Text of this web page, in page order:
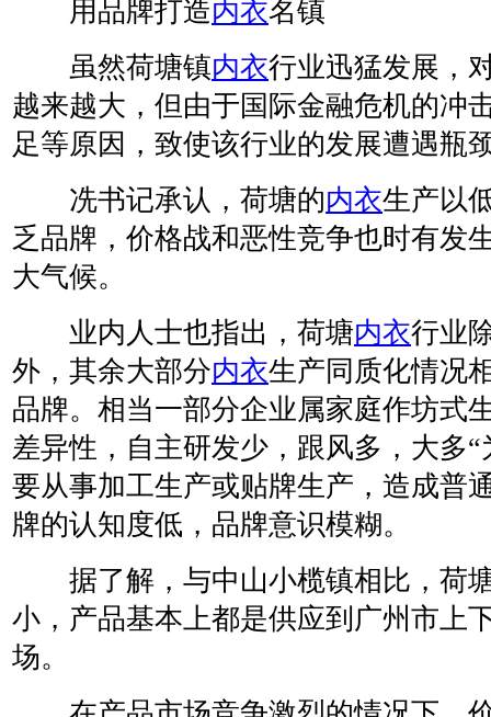
用品牌打造内衣名镇
虽然荷塘镇内衣行业迅猛发展，
越来越大，但由于国际金融危机的冲
足等原因，致使该行业的发展遭遇瓶
冼书记承认，荷塘的内衣生产以
乏品牌，价格战和恶性竞争也时有发
大气候。
业内人士也指出，荷塘内衣行业
外，其余大部分内衣生产同质化情况
品牌。相当一部分企业属家庭作坊式
差异性，自主研发少，跟风多，大多
要从事加工生产或贴牌生产，造成普
牌的认知度低，品牌意识模糊。
据了解，与中山小榄镇相比，荷
小，产品基本上都是供应到广州市上
场。